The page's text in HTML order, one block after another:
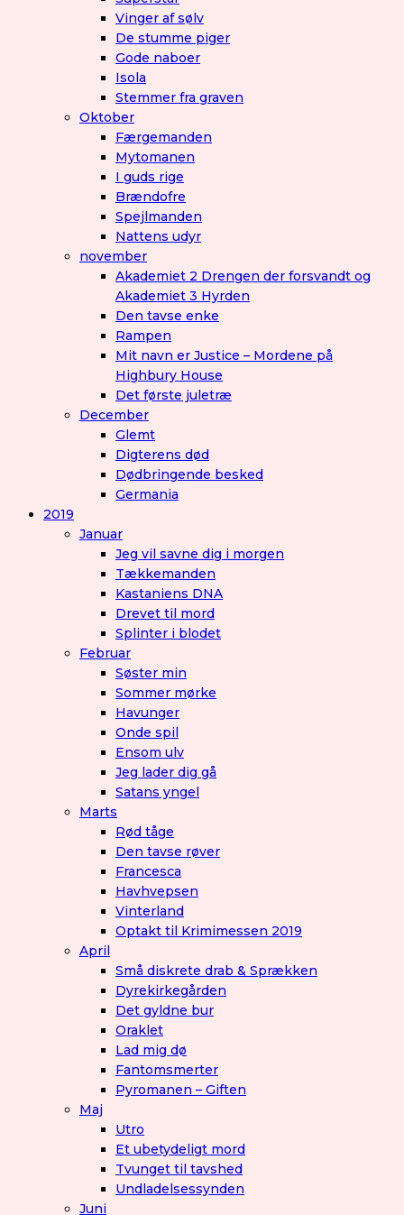
Vinger af sølv
De stumme piger
Gode naboer
Isola
Stemmer fra graven
Oktober
Færgemanden
Mytomanen
I guds rige
Brændofre
Spejlmanden
Nattens udyr
november
Akademiet 2 Drengen der forsvandt og
Akademiet 3 Hyrden
Den tavse enke
Rampen
Mit navn er Justice – Mordene på
Highbury House
Det første juletræ
December
Glemt
Digterens død
Dødbringende besked
Germania
2019
Januar
Jeg vil savne dig i morgen
Tækkemanden
Kastaniens DNA
Drevet til mord
Splinter i blodet
Februar
Søster min
Sommer mørke
Havunger
Onde spil
Ensom ulv
Jeg lader dig gå
Satans yngel
Marts
Rød tåge
Den tavse røver
Francesca
Havhvepsen
Vinterland
Optakt til Krimimessen 2019
April
Små diskrete drab & Sprækken
Dyrekirkegården
Det gyldne bur
Oraklet
Lad mig dø
Fantomsmerter
Pyromanen – Giften
Maj
Utro
Et ubetydeligt mord
Tvunget til tavshed
Undladelsessynden
Juni